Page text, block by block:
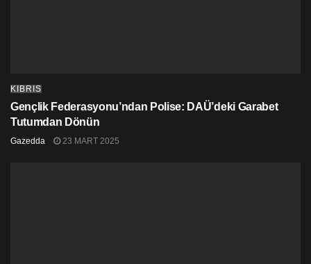
KIBRIS
Gençlik Federasyonu’ndan Polise: DAÜ’deki Garabet
Tutumdan Dönün
Gazedda 23 MART 2025